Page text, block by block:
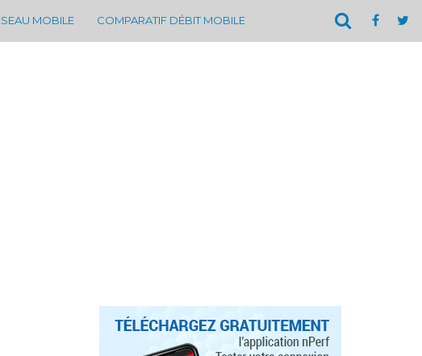
MOBILE COMPARATIF DÉBIT MOBILE